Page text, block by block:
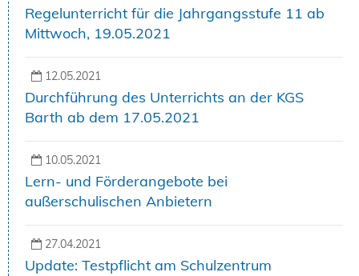
Regelunterricht für die Jahrgangsstufe 11 ab
Mittwoch, 19.05.2021
12.05.2021
Durchführung des Unterrichts an der KGS
Barth ab dem 17.05.2021
10.05.2021
Lern- und Förderangebote bei
außerschulischen Anbietern
27.04.2021
Update: Testpflicht am Schulzentrum